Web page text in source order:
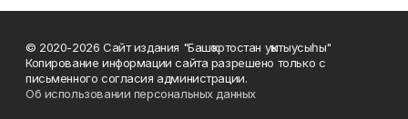
© 2020-2026 Сайт издания "Башҡортостан уҡытыусыһы"
Копирование информации сайта разрешено только с
письменного согласия администрации.
Об использовании персональных данных